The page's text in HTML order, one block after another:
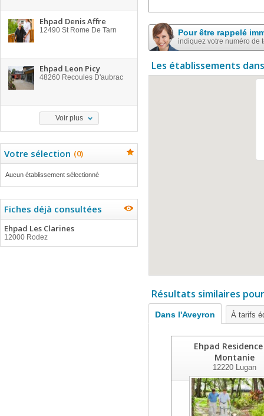
Ehpad Denis Affre
12490 St Rome De Tarn
Ehpad Leon Picy
48260 Recoules D'aubrac
Voir plus
Votre sélection (0)
Aucun établissement sélectionné
Fiches déjà consultées
Ehpad Les Clarines
12000 Rodez
Pour être rappelé
indiquez votre numéro de
Les établissements
Résultats similaires
Dans l'Aveyron À tarifs
Ehpad
Montanie
12220Lugan